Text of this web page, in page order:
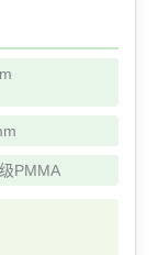
PMMA